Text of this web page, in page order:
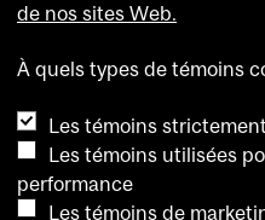
Avis sur
de nos sites Web.
À quels types de témoins
Les témoins
Les témoins utilisées
performance
Les témoins de